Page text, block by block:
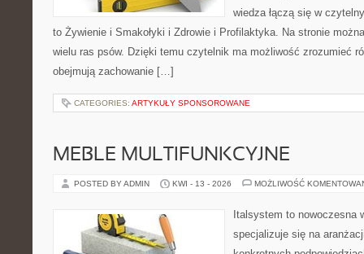
wiedza łączą się w
to Żywienie i Smakołyki i Zdrowie i Profilaktyka. Na stronie
wielu ras psów. Dzięki temu czytelnik ma możliwość zrozumieć
obejmują zachowanie […]
CATEGORIES: ARTYKUŁY SPONSOROWANE
MEBLE MULTIFUNKCYJNE
POSTED BY ADMIN KWI - 13 - 2026 MOŻLIWOŚĆ
Italsystem to nowoczesna
specjalizuje się na